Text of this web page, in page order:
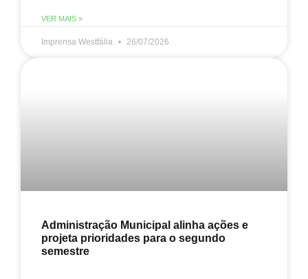
VER MAIS »
Imprensa Westfália 26/07/2026
Administração Municipal alinha ações e
projeta prioridades para o segundo
semestre